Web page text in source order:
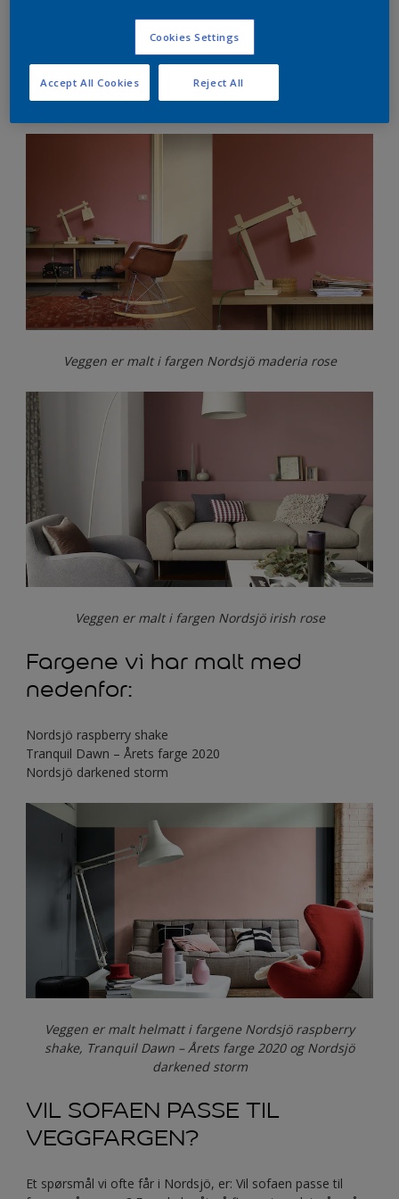
Det sies at den rosa paletten kan gi fred og ro, og
selvfølgelig er det en utmerket farge til stuen. Hvis du vil
balansere de rosa veggene litt, kan du med fordel velge litt
strammere og stilrene møbler og detaljer.
Veggen er malt i fargen Nordsjö maderia rose
Veggen er malt i fargen Nordsjö irish rose
Fargene vi har malt med
nedenfor:
Nordsjö raspberry shake
Tranquil Dawn – Årets farge 2020
Nordsjö darkened storm
Veggen er malt helmatt i fargene Nordsjö raspberry
shake, Tranquil Dawn – Årets farge 2020 og Nordsjö
darkened storm
VIL SOFAEN PASSE TIL
VEGGFARGEN?
Et spørsmål vi ofte får i Nordsjö, er: Vil sofaen passe til
Cookies Settings
Reject All
Accept All Cookies